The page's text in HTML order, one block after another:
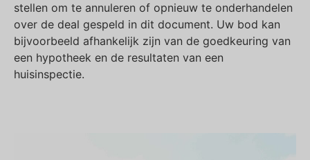
stellen om te annuleren of opnieuw te onderhandelen
over de deal gespeld in dit document. Uw bod kan
bijvoorbeeld afhankelijk zijn van de goedkeuring van
een hypotheek en de resultaten van een
huisinspectie.